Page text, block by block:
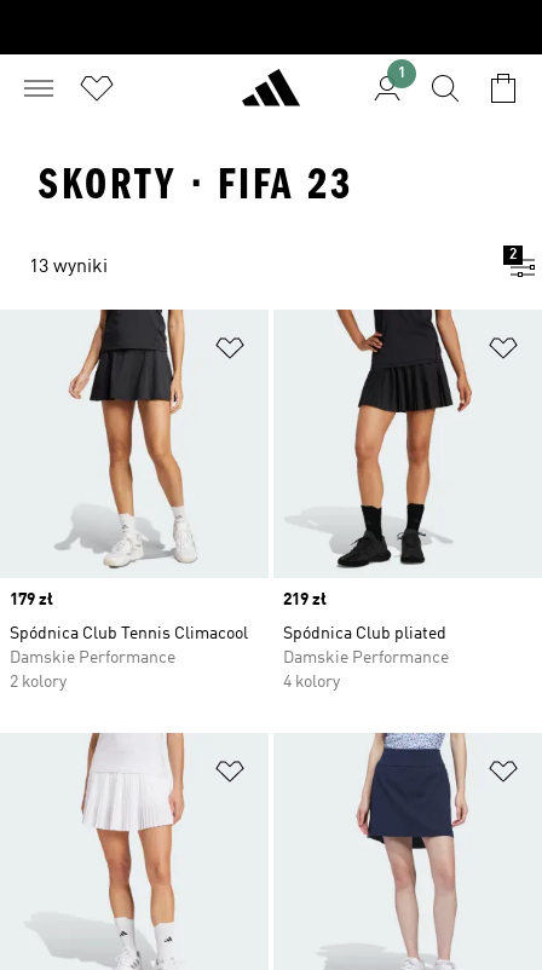
1
SKORTY · FIFA 23
13 wyniki
2
Dodaj do listy życzeń
Price
179 zł
Spódnica Club Tennis Climacool
Damskie Performance
2 kolory
Price
219 zł
Spódnica Club pliated
Damskie Performance
4 kolory
Dodaj do listy życzeń